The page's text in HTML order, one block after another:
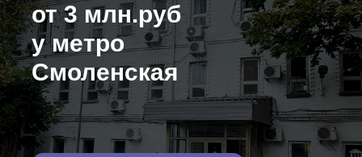
от 3 млн.руб
у метро
Смоленская